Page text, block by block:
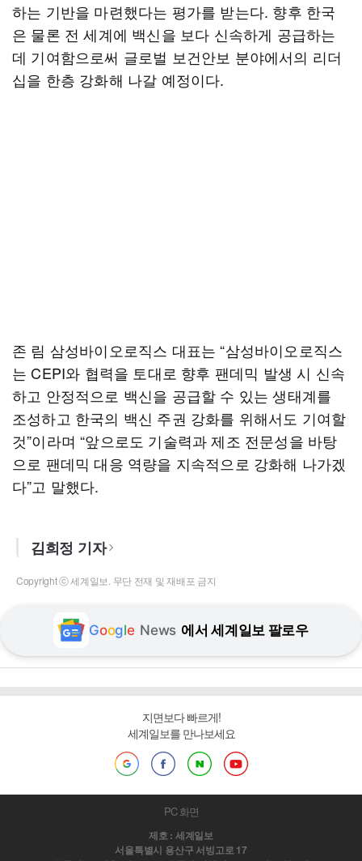
하는 기반을 마련했다는 평가를 받는다. 향후 한국
은 물론 전 세계에 백신을 보다 신속하게 공급하는
데 기여함으로써 글로벌 보건안보 분야에서의 리더
십을 한층 강화해 나갈 예정이다.
존 림 삼성바이오로직스 대표는 “삼성바이오로직스
는 CEPI와 협력을 토대로 향후 팬데믹 발생 시 신속
하고 안정적으로 백신을 공급할 수 있는 생태계를
조성하고 한국의 백신 주권 강화를 위해서도 기여할
것”이라며 “앞으로도 기술력과 제조 전문성을 바탕
으로 팬데믹 대응 역량을 지속적으로 강화해 나가겠
다”고 말했다.
김희정 기자
Copyright ⓒ 세계일보. 무단 전재 및 재배포 금지
Google News 에서 세계일보 팔로우
지면보다 빠르게!
세계일보를 만나보세요
PC 화면
제호 : 세계일보
서울특별시 용산구 서빙고로 17